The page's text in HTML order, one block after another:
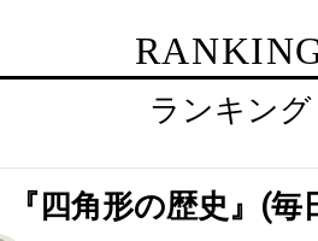
ランキング
『四角形の歴史』(毎